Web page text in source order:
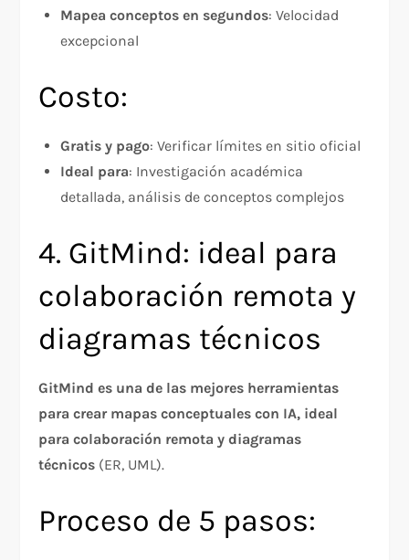
Mapea conceptos en segundos: Velocidad
excepcional
Costo:
Gratis y pago: Verificar límites en sitio oficial
Ideal para: Investigación académica
detallada, análisis de conceptos complejos
4. GitMind: ideal para
colaboración remota y
diagramas técnicos
GitMind es una de las mejores herramientas
para crear mapas conceptuales con IA, ideal
para colaboración remota y diagramas
técnicos (ER, UML).
Proceso de 5 pasos: